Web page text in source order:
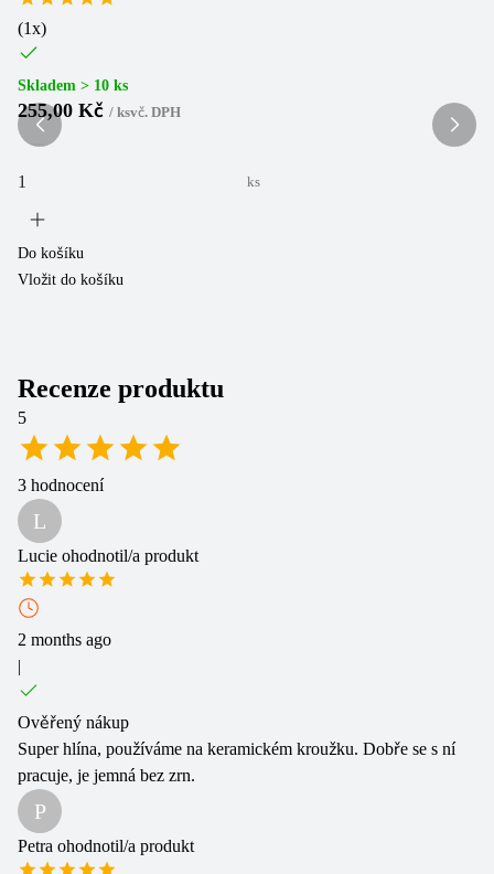
(1x)
Skladem > 10 ks
255,00 Kč / ksvč. DPH
ks
Do košíku
Vložit do košíku
Recenze produktu
5
3 hodnocení
L
Lucie ohodnotil/a produkt
2 months ago
|
Ověřený nákup
Super hlína, používáme na keramickém kroužku. Dobře se s ní
pracuje, je jemná bez zrn.
P
Petra ohodnotil/a produkt